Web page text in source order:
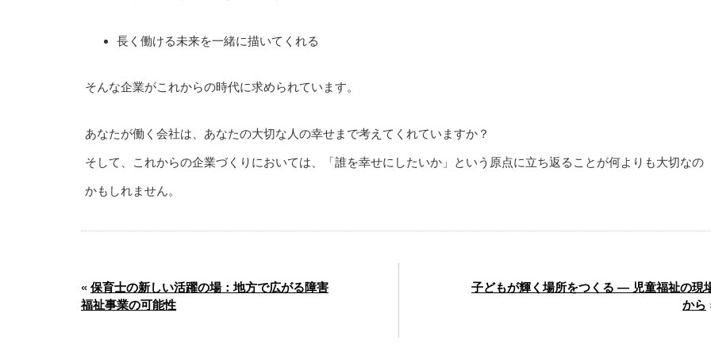
長く働ける未来を一緒に描いてくれる
そんな企業がこれからの時代に求められています。
あなたが働く会社は、あなたの大切な人の幸せまで考えてくれていますか？
そして、これからの企業づくりにおいては、「誰を幸せにしたいか」という原点に立ち返ることが何よりも大切なの
かもしれません。
« 保育士の新しい活躍の場：地方で広がる障害
福祉事業の可能性
子どもが輝く場所をつくる ― 児童福祉の現
から